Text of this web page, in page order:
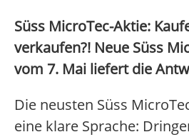
Süss MicroTec-Aktie:
verkaufen?! Neue Süss
vom 7. Mai liefert die
Die neusten Süss
eine klare Sprache: